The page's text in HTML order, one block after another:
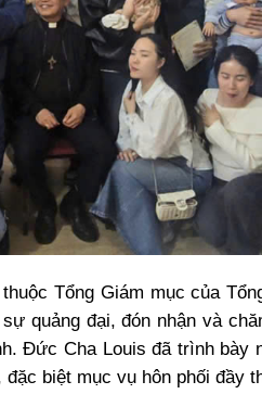
Tổng Giám mục của
quảng đại, đón nhận và
Đức Cha Louis đã trình bày
biệt mục vụ hôn phối đầy